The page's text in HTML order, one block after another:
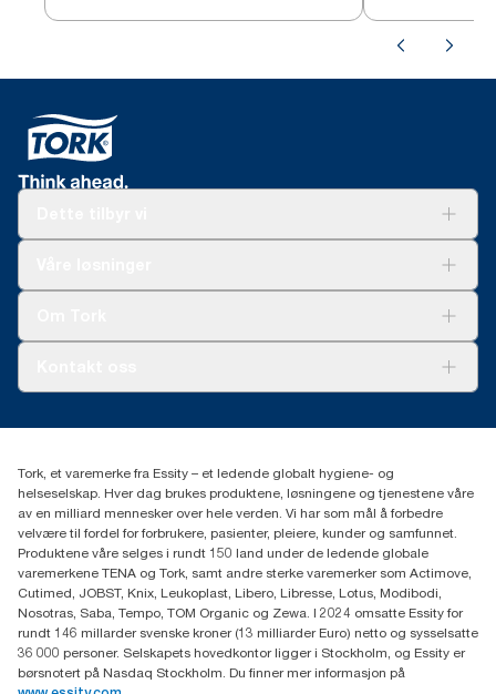
(+47) 22 70 62 00
Fredrik Selmers vei 6
0603 OSLO
Tork, et varemerke fra Essity – et ledende globalt hygiene- og
helseselskap. Hver dag brukes produktene, løsningene og tjenestene våre
av en milliard mennesker over hele verden. Vi har som mål å forbedre
velvære til fordel for forbrukere, pasienter, pleiere, kunder og samfunnet.
Produktene våre selges i rundt 150 land under de ledende globale
varemerkene TENA og Tork, samt andre sterke varemerker som Actimove,
Cutimed, JOBST, Knix, Leukoplast, Libero, Libresse, Lotus, Modibodi,
Nosotras, Saba, Tempo, TOM Organic og Zewa. I 2024 omsatte Essity for
rundt 146 millarder svenske kroner (13 milliarder Euro) netto og sysselsatte
36 000 personer. Selskapets hovedkontor ligger i Stockholm, og Essity er
børsnotert på Nasdaq Stockholm. Du finner mer informasjon på